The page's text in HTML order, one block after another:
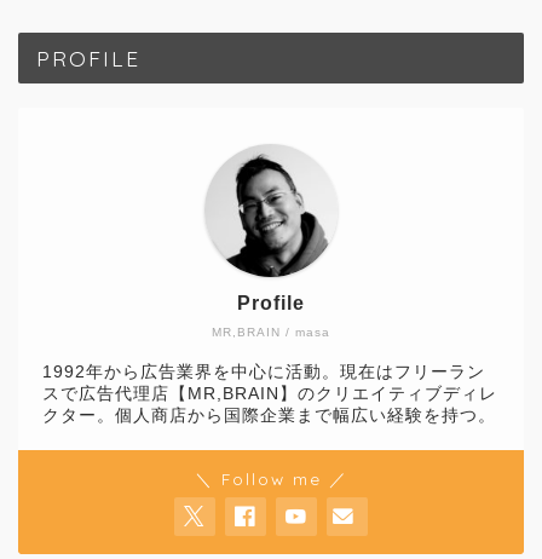
PROFILE
MR,BRAIN / masa
Profile
1992年から広告業界を中心に活動。現在はフリーラン
スで広告代理店【MR,BRAIN】のクリエイティブディレ
クター。個人商店から国際企業まで幅広い経験を持つ。
＼ Follow me ／